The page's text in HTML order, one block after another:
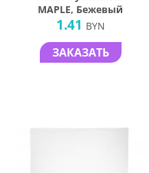
MAPLE, Бежевый
1.41 BYN
ЗАКАЗАТЬ